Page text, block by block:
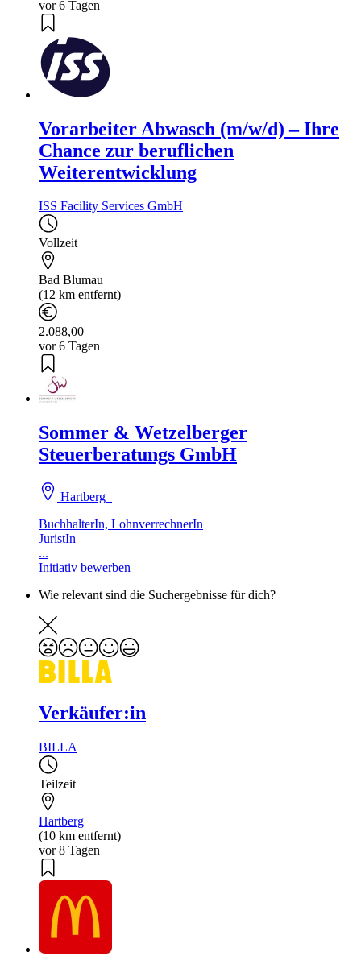
vor 6 Tagen
Vorarbeiter Abwasch (m/w/d) – Ihre
Chance zur beruflichen
Weiterentwicklung
ISS Facility Services GmbH
Vollzeit
Bad Blumau
(12 km entfernt)
2.088,00
vor 6 Tagen
Sommer & Wetzelberger
Steuerberatungs GmbH
Hartberg
BuchhalterIn, LohnverrechnerIn
JuristIn
...
Initiativ bewerben
Wie relevant sind die Suchergebnisse für dich?
Verkäufer:in
BILLA
Teilzeit
Hartberg
(10 km entfernt)
vor 8 Tagen